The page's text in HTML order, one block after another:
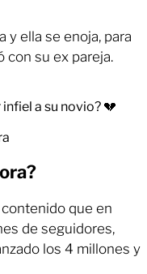
y ella se enoja, para
con su ex pareja.
a su novio? 💔
que en
de seguidores,
los 4 millones y